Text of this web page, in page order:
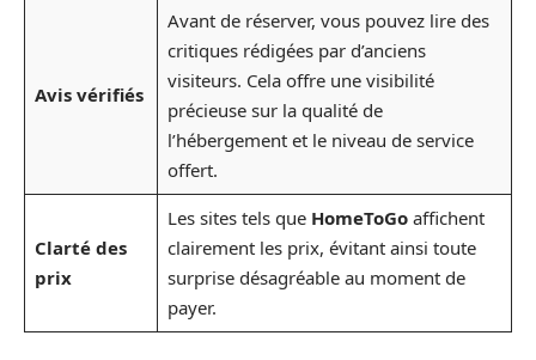
Avis vérifiés
Avant de réserver, vous pouvez lire des
critiques rédigées par d’anciens
visiteurs. Cela offre une visibilité
précieuse sur la qualité de
l’hébergement et le niveau de service
offert.
Clarté des
prix
Les sites tels que HomeToGoaffichent
clairement les prix, évitant ainsi toute
surprise désagréable au moment de
payer.